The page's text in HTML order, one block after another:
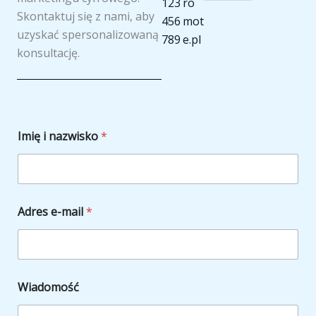
Skontaktuj się z nami, aby
uzyskać spersonalizowaną
konsultację.
456
789
mot
e.pl
Imię i nazwisko*
Adres e-mail*
a
z
Wiadomość